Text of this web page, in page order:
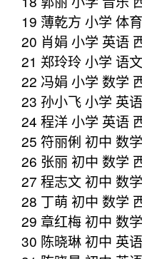
19 薄乾方 小学 体
20 肖娟 小学 英语
21 郑玲玲 小学 语
22 冯娟 小学 数学
23 孙小飞 小学 英
24 程洋 小学 英语
25 符丽俐 初中 数
26 张丽 初中 数学
27 程志文 初中 数
28 丁萌 初中 数学
29 章红梅 初中 数
30 陈晓琳 初中 英